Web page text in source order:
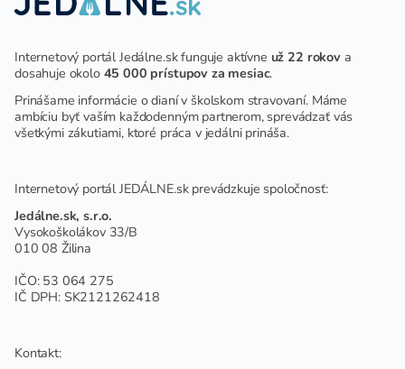
Internetový portál Jedálne.sk funguje aktívne už 22 rokova
dosahuje okolo 45 000 prístupov za mesiac.
Prinášame informácie o dianí v školskom stravovaní. Máme
ambíciu byť vaším každodenným partnerom, sprevádzať vás
všetkými zákutiami, ktoré práca v jedálni prináša.
Internetový portál JEDÁLNE.sk prevádzkuje spoločnosť:
Jedálne.sk, s.r.o.
Vysokoškolákov 33/B
010 08 Žilina
IČO: 53 064 275
IČ DPH: SK2121262418
Kontakt: